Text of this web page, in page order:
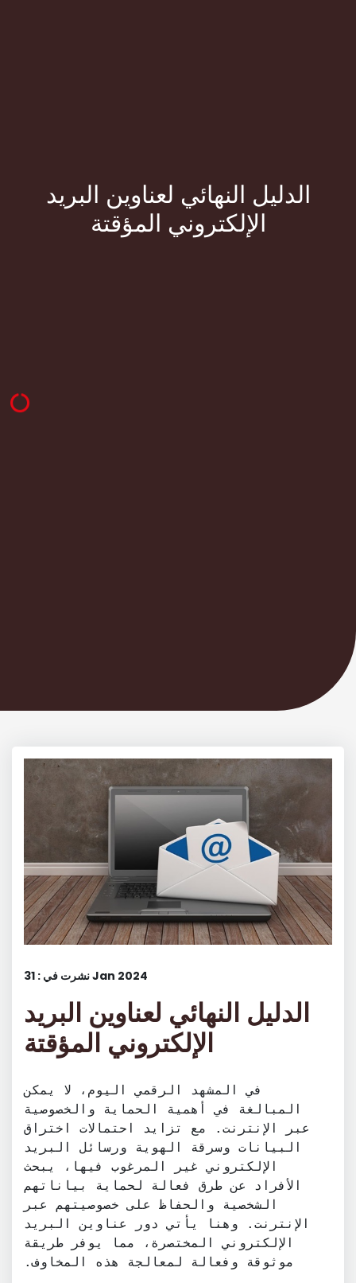
الدليل النهائي لعناوين البريد
الإلكتروني المؤقتة
نشرت في : 31 Jan 2024
الدليل النهائي لعناوين البريد
الإلكتروني المؤقتة
في المشهد الرقمي اليوم، لا يمكن
المبالغة في أهمية الحماية والخصوصية
عبر الإنترنت. مع تزايد احتمالات اختراق
البيانات وسرقة الهوية ورسائل البريد
الإلكتروني غير المرغوب فيها، يبحث
الأفراد عن طرق فعالة لحماية بياناتهم
الشخصية والحفاظ على خصوصيتهم عبر
الإنترنت. وهنا يأتي دور عناوين البريد
الإلكتروني المختصرة، مما يوفر طريقة
موثوقة وفعالة لمعالجة هذه المخاوف.